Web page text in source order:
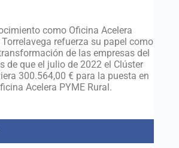
como Oficina Acelera
Torrelavega refuerza su papel como
de las empresas del
de que el julio de 2022 el Clúster
300.564,00 € para la puesta en
Acelera PYME Rural.